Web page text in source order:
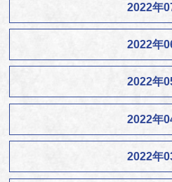
2022年
2022年
2022年
2022年
2022年